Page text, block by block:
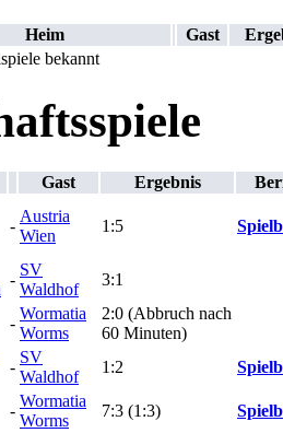
Heim Gast
bekannt
Gast Ergebnis
-
Austria
Wien
1:5
-
SV
Waldhof
3:1
-
Wormatia
Worms
2:0 (Abbruch nach
60 Minuten)
-
SV
Waldhof
1:2
-
Wormatia
Worms
7:3 (1:3)